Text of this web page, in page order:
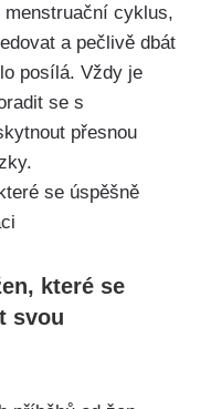
menstruační​ cyklus,
a pečlivě dbát
posílá. Vždy je
se s
přesnou⁢
které se
svou